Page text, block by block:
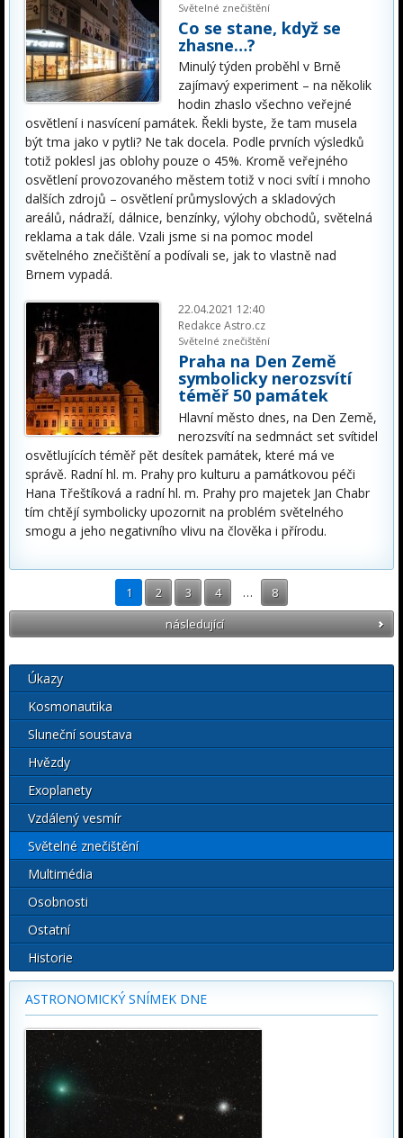
Světelné znečištění
Co se stane, když se
zhasne…?
Minulý týden proběhl v Brně
zajímavý experiment – na několik
hodin zhaslo všechno veřejné
osvětlení i nasvícení památek. Řekli byste, že tam musela
být tma jako v pytli? Ne tak docela. Podle prvních výsledků
totiž poklesl jas oblohy pouze o 45%. Kromě veřejného
osvětlení provozovaného městem totiž v noci svítí i mnoho
dalších zdrojů – osvětlení průmyslových a skladových
areálů, nádraží, dálnice, benzínky, výlohy obchodů, světelná
reklama a tak dále. Vzali jsme si na pomoc model
světelného znečištění a podívali se, jak to vlastně nad
Brnem vypadá.
22.04.2021 12:40
Redakce Astro.cz
Světelné znečištění
Praha na Den Země
symbolicky nerozsvítí
téměř 50 památek
Hlavní město dnes, na Den Země,
nerozsvítí na sedmnáct set svítidel
osvětlujících téměř pět desítek památek, které má ve
správě. Radní hl. m. Prahy pro kulturu a památkovou péči
Hana Třeštíková a radní hl. m. Prahy pro majetek Jan Chabr
tím chtějí symbolicky upozornit na problém světelného
smogu a jeho negativního vlivu na člověka i přírodu.
1 2 3 4 …
8
následující
Úkazy
Kosmonautika
Sluneční soustava
Hvězdy
Exoplanety
Vzdálený vesmír
Světelné znečištění
Multimédia
Osobnosti
Ostatní
Historie
ASTRONOMICKÝ SNÍMEK DNE